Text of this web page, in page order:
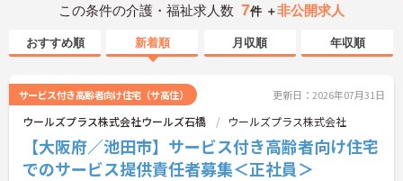
この条件の介護・福祉求人数 7件 ＋非公開求人
おすすめ順 新着順 月収順 年収順
サービス付き高齢者向け住宅（サ高住） 更新日：2026年07月31日
ウールズプラス株式会社ウールズ石橋 ウールズプラス株式会社
【大阪府／池田市】サービス付き高齢者向け住宅
でのサービス提供責任者募集＜正社員＞